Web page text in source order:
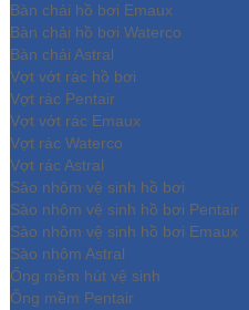
Bàn chải hồ bơi Emaux
Bàn chải hồ bơi Waterco
Bàn chải Astral
Vợt vớt rác hồ bơi
Vợt rác Pentair
Vợt vớt rác Emaux
Vợt rác Waterco
Vợt rác Astral
Sào nhôm vệ sinh hồ bơi
Sào nhôm vệ sinh hồ bơi Pentair
Sào nhôm vệ sinh hồ bơi Emaux
Sào nhôm Astral
Ống mềm hút vệ sinh
Ống mềm Pentair